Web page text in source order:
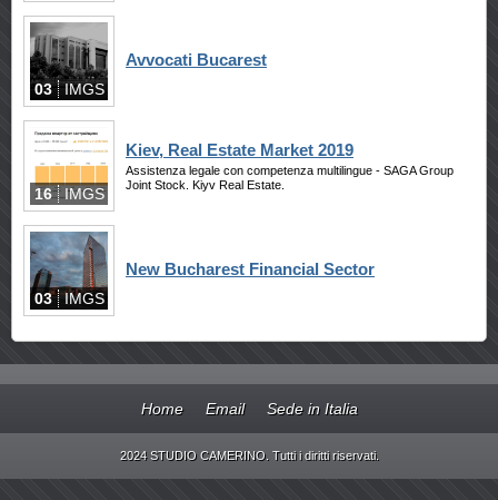
03 IMGS
Avvocati Bucarest
16 IMGS
Kiev, Real Estate Market 2019
Assistenza legale con competenza multilingue - SAGA Group
Joint Stock. Kiyv Real Estate.
03 IMGS
New Bucharest Financial Sector
Home Email Sede in Italia
2024 STUDIO CAMERINO. Tutti i diritti riservati.